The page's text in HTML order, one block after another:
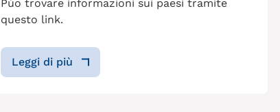
Pùo trovare informazioni sui paesi tramite
questo link.
Leggi di più